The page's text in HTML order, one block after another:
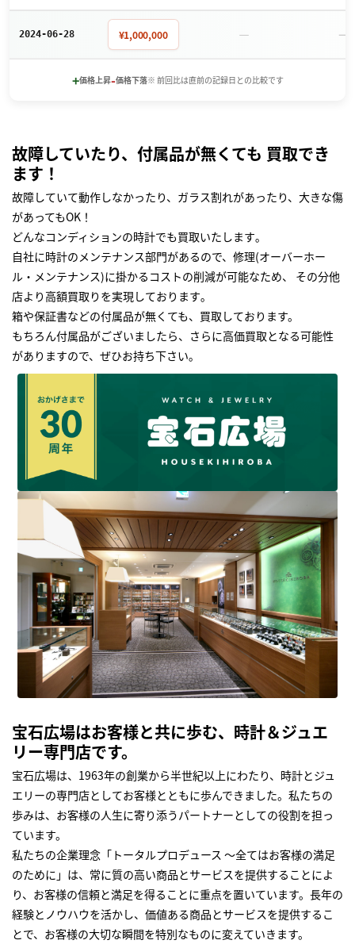
2024-06-28 ¥1,000,000 － －
+価格上昇-価格下落※ 前回比は直前の記録日との比較です
故障していたり、付属品が無くても 買取でき
ます！
故障していて動作しなかったり、ガラス割れがあったり、大きな傷
があってもOK！
どんなコンディションの時計でも買取いたします｡
自社に時計のメンテナンス部門があるので、修理(オーバーホー
ル・メンテナンス)に掛かるコストの削減が可能なため、 その分他
店より高額買取りを実現しております｡
箱や保証書などの付属品が無くても、買取しております。
もちろん付属品がございましたら、さらに高価買取となる可能性
がありますので、ぜひお持ち下さい｡
宝石広場はお客様と共に歩む、時計＆ジュエ
リー専門店です。
宝石広場は、1963年の創業から半世紀以上にわたり、時計とジュ
エリーの専門店としてお客様とともに歩んできました。私たちの
歩みは、お客様の人生に寄り添うパートナーとしての役割を担っ
ています。
私たちの企業理念「トータルプロデュース ～全てはお客様の満足
のために」は、常に質の高い商品とサービスを提供することによ
り、お客様の信頼と満足を得ることに重点を置いています。長年の
経験とノウハウを活かし、価値ある商品とサービスを提供するこ
とで、お客様の大切な瞬間を特別なものに変えていきます。